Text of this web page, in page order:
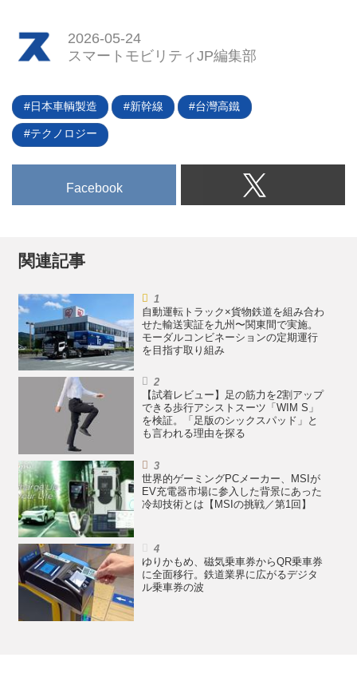
2026-05-24
スマートモビリティJP編集部
日本車輌製造 新幹線 台灣高鐵
テクノロジー
Facebook
関連記事
自動運転トラック×貨物鉄道を組み合わ
せた輸送実証を九州〜関東間で実施。
モーダルコンビネーションの定期運行
を目指す取り組み
【試着レビュー】足の筋力を2割アップ
できる歩行アシストスーツ「WIM S」
を検証。「足版のシックスパッド」と
も言われる理由を探る
世界的ゲーミングPCメーカー、MSIが
EV充電器市場に参入した背景にあった
冷却技術とは【MSIの挑戦／第1回】
ゆりかもめ、磁気乗車券からQR乗車券
に全面移行。鉄道業界に広がるデジタ
ル乗車券の波